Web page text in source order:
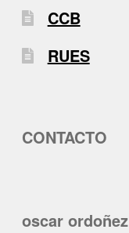
CCB
RUES
CONTACTO
oscar ordoñez